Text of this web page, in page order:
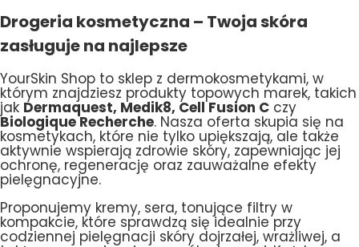
Drogeria kosmetyczna – Twoja skóra
zasługuje na najlepsze
YourSkin Shop to sklep z dermokosmetykami, w
którym znajdziesz produkty topowych marek, takich
jak Dermaquest, Medik8, Cell Fusion C czy
Biologique Recherche. Nasza oferta skupia się na
kosmetykach, które nie tylko upiększają, ale także
aktywnie wspierają zdrowie skóry, zapewniając jej
ochronę, regenerację oraz zauważalne efekty
pielęgnacyjne.
Proponujemy kremy, sera, tonujące filtry w
kompakcie, które sprawdzą się idealnie przy
codziennej pielęgnacji skóry dojrzałej, wrażliwej, a